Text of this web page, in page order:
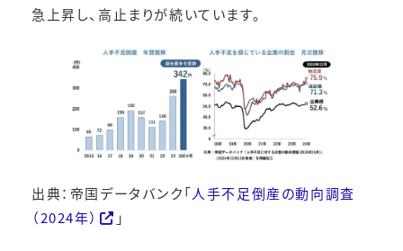
急上昇し、高止まりが続いています。
出典：帝国データバンク「人手不足倒産の動向調査
（2024年）
」